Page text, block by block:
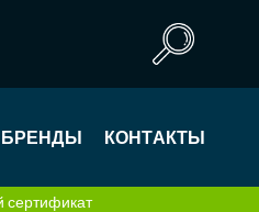
КОНТАКТЫ
сертификат